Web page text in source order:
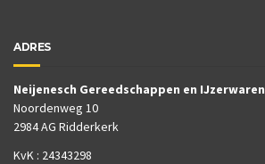
ADRES
Neijenesch Gereedschappen en IJzerwaren
Noordenweg 10
2984 AG Ridderkerk
KvK : 24343298